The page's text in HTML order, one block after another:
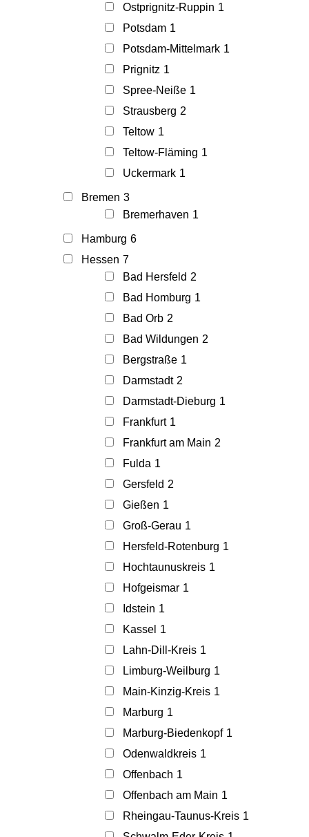
Ostprignitz-Ruppin 1
Potsdam 1
Potsdam-Mittelmark 1
Prignitz 1
Spree-Neiße 1
Strausberg 2
Teltow 1
Teltow-Fläming 1
Uckermark 1
Bremen 3
Bremerhaven 1
Hamburg 6
Hessen 7
Bad Hersfeld 2
Bad Homburg 1
Bad Orb 2
Bad Wildungen 2
Bergstraße 1
Darmstadt 2
Darmstadt-Dieburg 1
Frankfurt 1
Frankfurt am Main 2
Fulda 1
Gersfeld 2
Gießen 1
Groß-Gerau 1
Hersfeld-Rotenburg 1
Hochtaunuskreis 1
Hofgeismar 1
Idstein 1
Kassel 1
Lahn-Dill-Kreis 1
Limburg-Weilburg 1
Main-Kinzig-Kreis 1
Marburg 1
Marburg-Biedenkopf 1
Odenwaldkreis 1
Offenbach 1
Offenbach am Main 1
Rheingau-Taunus-Kreis 1